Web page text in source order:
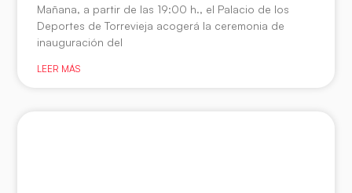
Mañana, a partir de las 19:00 h., el Palacio de los
Deportes de Torrevieja acogerá la ceremonia de
inauguración del
LEER MÁS